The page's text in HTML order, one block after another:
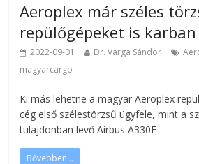
Aeroplex már széles
repülőgépeket is
2022-09-01 Dr. Varga Sándor
magyarcargo
Ki más lehetne a magyar Aeroplex
cég első szélestörzsű ügyfele, mint a
tulajdonban levő Airbus A330F
Bővebben...